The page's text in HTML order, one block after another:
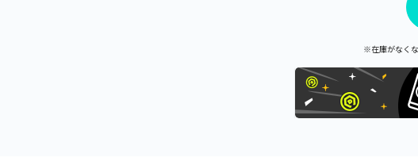
※在庫がなく